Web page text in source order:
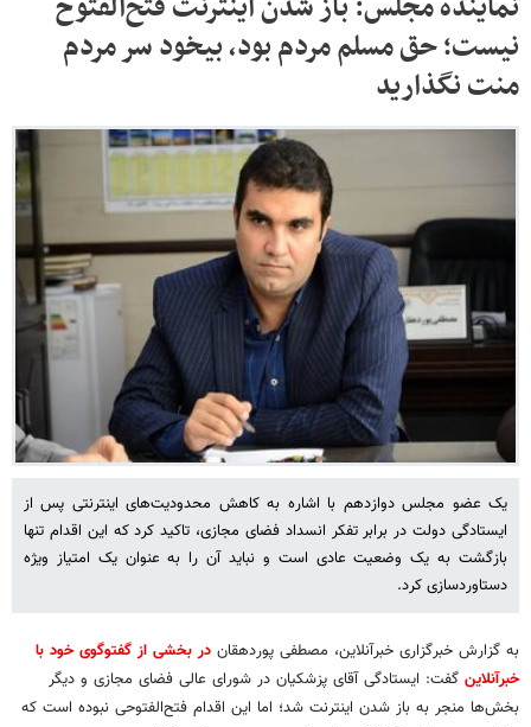
نیست؛ حق مسلم مردم بود، بیخود سر مردم
منت نگذارید
یک عضو مجلس دوازدهم با اشاره به کاهش محدودیت‌های اینترنتی پس از
ایستادگی دولت در برابر تفکر انسداد فضای مجازی، تاکید کرد که این اقدام تنها
بازگشت به یک وضعیت عادی است و نباید آن را به عنوان یک امتیاز ویژه
دستاوردسازی کرد.
به گزارش خبرگزاری خبرآنلاین، مصطفی پوردهقان در بخشی از گفت­وگوی خود با
خبرآنلاین گفت: ایستادگی آقای پزشکیان در شورای عالی فضای مجازی و دیگر
بخش‌ها منجر به باز شدن اینترنت شد؛ اما این اقدام فتح‌الفتوحی نبوده است که